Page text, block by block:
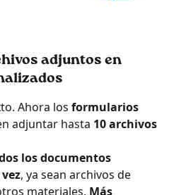
adjuntos en
Ahora los formularios
adjuntar hasta 10 archivos
los documentos
, ya sean archivos de
materiales. Más